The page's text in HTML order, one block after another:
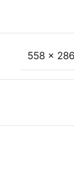
558 x